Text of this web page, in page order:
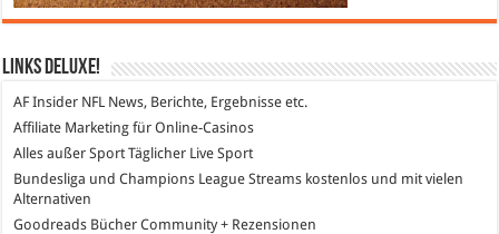
Links DeLuXe!
AF Insider NFL News, Berichte, Ergebnisse etc.
Affiliate Marketing für Online-Casinos
Alles außer Sport Täglicher Live Sport
Bundesliga und Champions League Streams kostenlos und mit vielen
Alternativen
Goodreads Bücher Community + Rezensionen